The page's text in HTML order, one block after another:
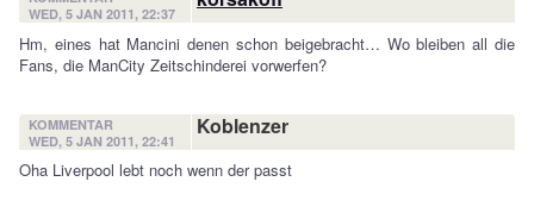
WED, 5 JAN 2011, 22:37
Hm, eines hat Mancini denen schon beigebracht… Wo bleiben all die
Fans, die ManCity Zeitschinderei vorwerfen?
KOMMENTAR
WED, 5 JAN 2011, 22:41
Koblenzer
Oha Liverpool lebt noch wenn der passt